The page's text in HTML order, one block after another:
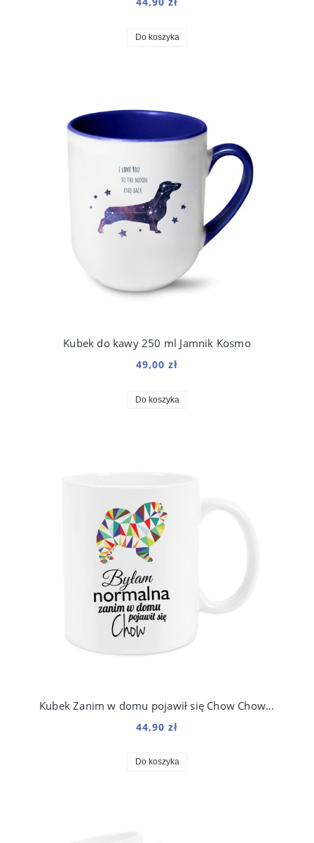
Do koszyka
Kubek do kawy 250 ml Jamnik Kosmo
49,00 zł
Do koszyka
Kubek Zanim w domu pojawił się Chow Chow 330 ml
44,90 zł
Do koszyka